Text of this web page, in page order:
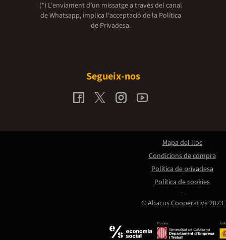
(*) L'enviament d’un missatge a través del canal
de Whatsapp, implica l'acceptació de la Política
de Privadesa.
Segueix-nos
Promou:
© Abacus Cooperativa 2023
Mapa del lloc
Condicions de compra
Política de privadesa
Política de cookies